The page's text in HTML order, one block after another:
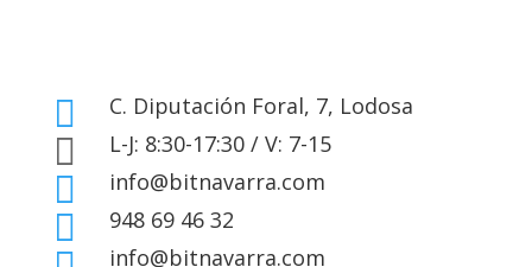
 C. Diputación Foral, 7, Lodosa
 L-J: 8:30-17:30 / V: 7-15
 info@bitnavarra.com
 948 69 46 32
info@bitnavarra.com